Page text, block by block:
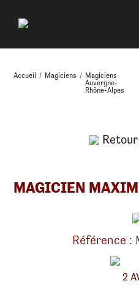
Accueil / Magiciens / Magiciens
Auvergne-
Rhône-Alpes
MAGICIEN
Référence :
2